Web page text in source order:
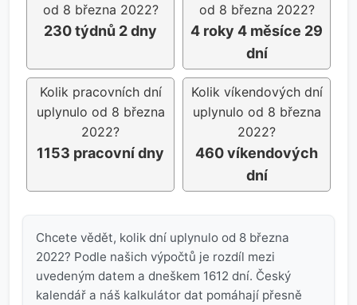
od 8 března 2022?
230 týdnů 2 dny
od 8 března 2022?
4 roky 4 měsíce 29
dní
Kolik pracovních dní
uplynulo od 8 března
2022?
1153 pracovní dny
Kolik víkendových dní
uplynulo od 8 března
2022?
460 víkendových
dní
Chcete vědět, kolik dní uplynulo od 8 března
2022? Podle našich výpočtů je rozdíl mezi
uvedeným datem a dneškem 1612 dní. Český
kalendář a náš kalkulátor dat pomáhají přesně